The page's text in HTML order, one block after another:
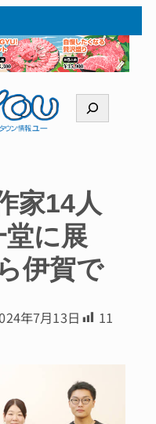
索
家14人
に展
伊賀で
年7月13日 11